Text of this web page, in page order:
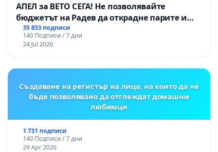
АПЕЛ за ВЕТО СЕГА! Не позволявайте
бюджетът на Радев да открадне парите и
правата ни в тъмното
35 853 подписи
140 Подписи / 7 дни
24 Jul 2026
Създаване на регистър на лица, на които да не
бъде позволявано да отглеждат домашни
любимци
1 731 подписи
140 Подписи / 7 дни
29 Apr 2026